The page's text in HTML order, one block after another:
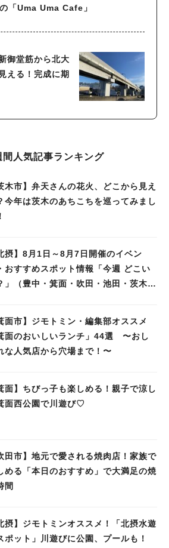
の「Uma Uma Cafe」
御堂筋から北大
える！完成に期
間人気記事ランキング
木市】弁天さんの花火、どこから見え
今年は茨木のあちこちを巡ってみまし
摂】8月1日～8月7日開催のイベン
おすすめスポット情報「今週 どこい
」（豊中・箕面・吹田・池田・茨木・
面市】ジモトミン・編集部オススメ
面のおいしいランチ」44選 〜おし
な人気店から穴場まで！〜
面】ちびっ子も楽しめる！親子で涼し
面西公園で川遊び♡
田市】地元で愛される焼肉店！家族で
める「本日のおすすめ」で大満足の焼
間
摂】ジモトミンオススメ！「北摂水遊
ポット」川遊びに公園、プールも！